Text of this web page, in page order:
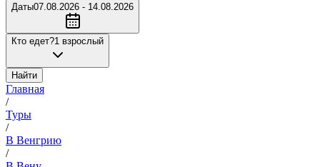
Даты07.08.2026 - 14.08.2026
Кто едет?1 взрослый
Найти
Главная
/
Туры
/
В Венгрию
/